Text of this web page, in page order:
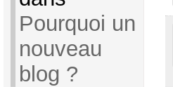
Pourquoi un
nouveau
blog ?